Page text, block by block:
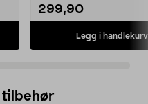
299,90
Legg i handlekurv
tilbehør